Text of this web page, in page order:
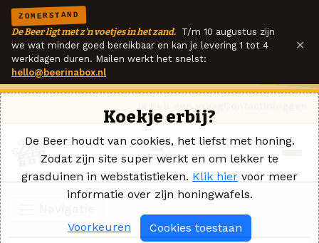
ZOMERSTAND
De Beer ligt met z'n voetjes in het zand. T/m 10 augustus zijn
we wat minder goed bereikbaar en kan je levering 1 tot 4
werkdagen duren. Mailen werkt het snelst:
hello@beerinabox.nl
×
Koekje erbij?
De Beer houdt van cookies, het liefst met honing.
Zodat zijn site super werkt en om lekker te
grasduinen in webstatistieken. Klik hier voor meer
informatie over zijn honingwafels.
Voorkeuren Cookies toestaan